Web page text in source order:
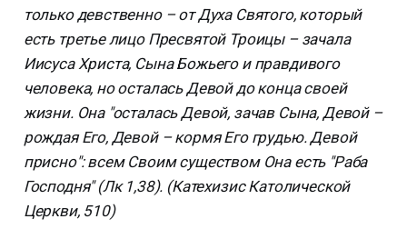
только девственно – от Духа Святого, который
есть третье лицо Пресвятой Троицы – зачала
Иисуса Христа, Сына Божьего и правдивого
человека, но осталась Девой до конца своей
жизни. Она "осталась Девой, зачав Сына, Девой –
рождая Его, Девой – кормя Его грудью. Девой
присно": всем Своим существом Она есть "Раба
Господня" (Лк 1,38). (Катехизис Католической
Церкви, 510)